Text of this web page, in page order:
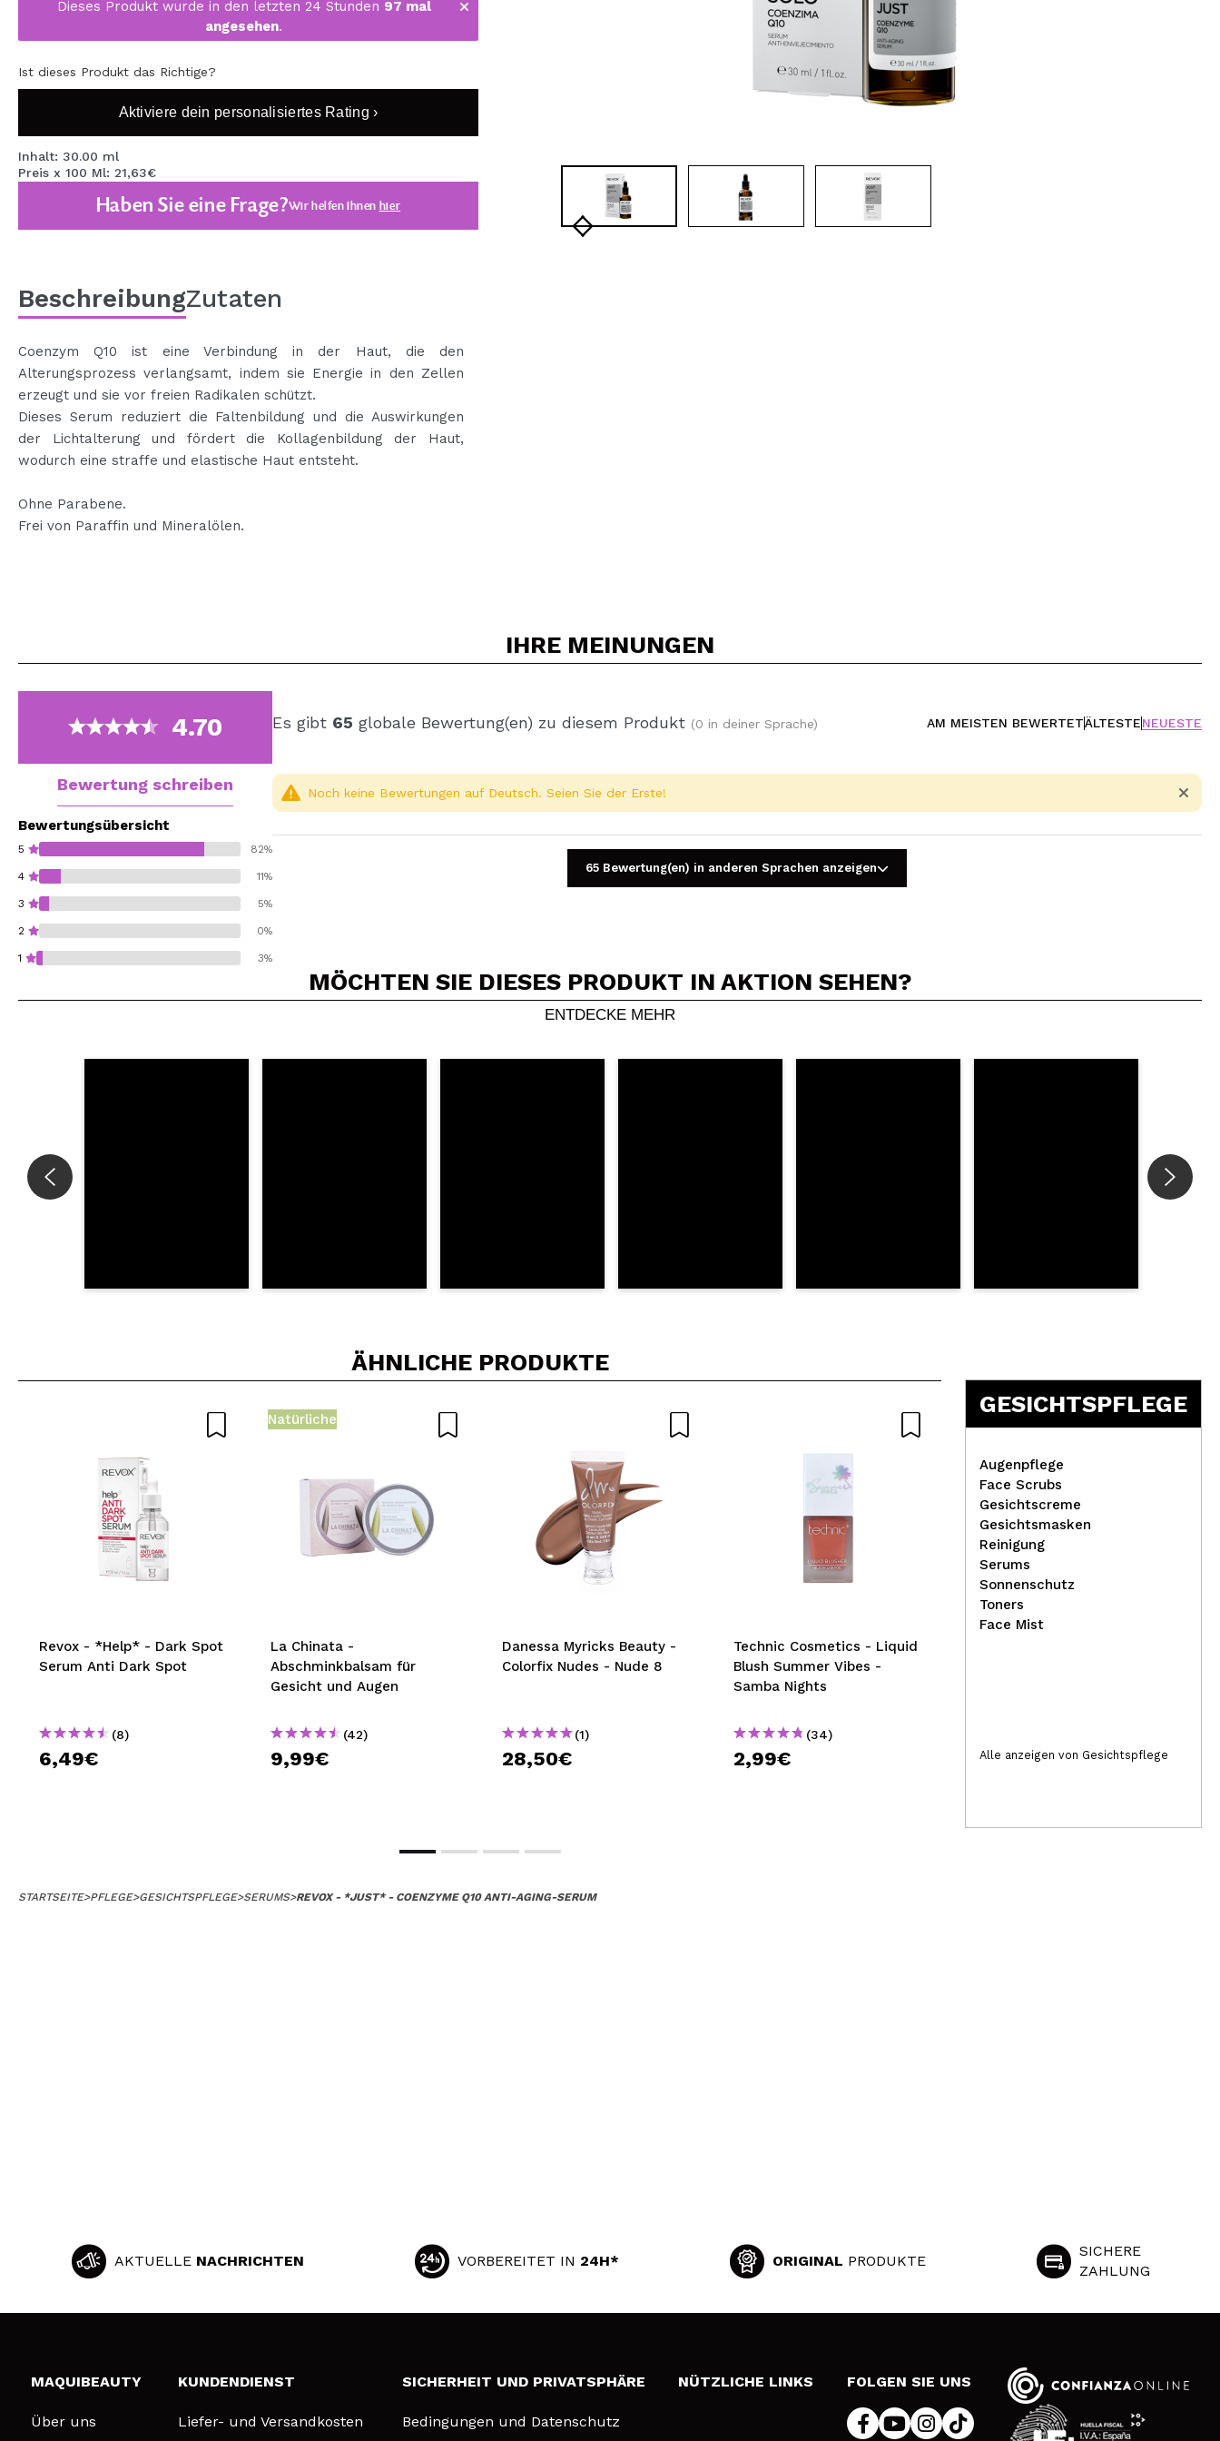
TRAVEL SIZE
SPECIALS
OUTLET
BALD VERFÜGBAR
bisherigen Vorgänge einsehen.
BENUTZERKONTO ERSTELLEN
Dieses Produkt wurde in den letzten 24 Stunden 97 mal
angesehen.
Ist dieses Produkt das Richtige?
Aktiviere dein personalisiertes Rating ›
Inhalt: 30.00 ml
Preis x 100 Ml: 21,63€
Haben Sie eine Frage?Wir helfen Ihnen hier
BeschreibungZutaten
Coenzym Q10 ist eine Verbindung in der Haut, die den
Alterungsprozess verlangsamt, indem sie Energie in den Zellen
erzeugt und sie vor freien Radikalen schützt.
Dieses Serum reduziert die Faltenbildung und die Auswirkungen
der Lichtalterung und fördert die Kollagenbildung der Haut,
wodurch eine straffe und elastische Haut entsteht.
Ohne Parabene.
Frei von Paraffin und Mineralölen.
IHRE MEINUNGEN
4.70
Bewertung schreiben
Bewertungsübersicht
5 82%
4 11%
3 5%
2 0%
1 3%
Es gibt 65 globale Bewertung(en) zu diesem Produkt (0 in deiner Sprache) AM MEISTEN BEWERTETÄLTESTENEUESTE
Ein Video oder Foto teilen
Dein Video könnte das erste sein. Stell es dir vor...
5/5
Noch keine Bewertungen auf Deutsch. Seien Sie der Erste!
65 Bewertung(en) in anderen Sprachen anzeigen
MÖCHTEN SIE DIESES PRODUKT IN AKTION SEHEN?
ENTDECKE MEHR
ÄHNLICHE PRODUKTE
Revox - *Help* - Dark Spot
Serum Anti Dark Spot
(8)
6,49€
Natürliche
La Chinata -
Abschminkbalsam für
Gesicht und Augen
(42)
9,99€
Danessa Myricks Beauty -
Colorfix Nudes - Nude 8
(1)
28,50€
Technic Cosmetics - Liquid
Blush Summer Vibes -
Samba Nights
(34)
2,99€
Claresa - Semi-
permanenter Nagellack
Soak off - 218: Gray
4,95€
GESICHTSPFLEGE
Augenpflege
Face Scrubs
Gesichtscreme
Gesichtsmasken
Reinigung
Serums
Sonnenschutz
Toners
Face Mist
Alle anzeigen von Gesichtspflege
STARTSEITE>PFLEGE>GESICHTSPFLEGE>SERUMS>REVOX - *JUST* - COENZYME Q10 ANTI-AGING-SERUM
AKTUELLE NACHRICHTEN VORBEREITET IN 24H* ORIGINAL PRODUKTE
SICHERE
ZAHLUNG
MAQUIBEAUTY
Über uns
KUNDENDIENST
Liefer- und Versandkosten
SICHERHEIT UND PRIVATSPHÄRE
Bedingungen und Datenschutz
NÜTZLICHE LINKS FOLGEN SIE UNS